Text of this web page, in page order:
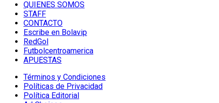
QUIENES SOMOS
STAFF
CONTACTO
Escribe en Bolavip
RedGol
Futbolcentroamerica
APUESTAS
Términos y Condiciones
Políticas de Privacidad
Política Editorial